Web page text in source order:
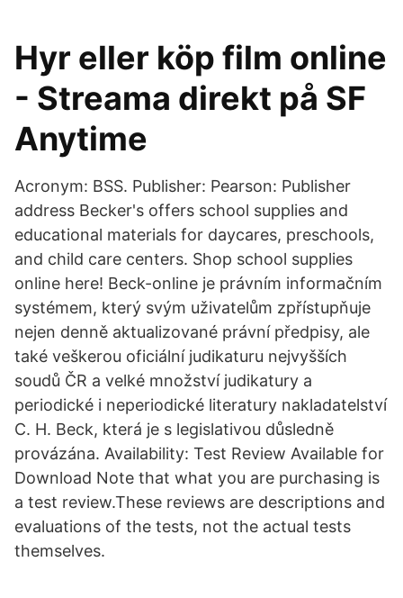
Hyr eller köp film online
- Streama direkt på SF
Anytime
Acronym: BSS. Publisher: Pearson: Publisher
address Becker's offers school supplies and
educational materials for daycares, preschools,
and child care centers. Shop school supplies
online here! Beck-online je právním informačním
systémem, který svým uživatelům zpřístupňuje
nejen denně aktualizované právní předpisy, ale
také veškerou oficiální judikaturu nejvyšších
soudů ČR a velké množství judikatury a
periodické i neperiodické literatury nakladatelství
C. H. Beck, která je s legislativou důsledně
provázána. Availability: Test Review Available for
Download Note that what you are purchasing is
a test review.These reviews are descriptions and
evaluations of the tests, not the actual tests
themselves.